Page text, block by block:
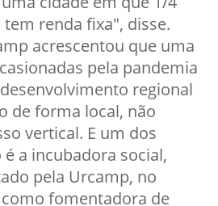
renda fixa", disse.
acrescentou que uma
pela pandemia
regional
de forma local, não
vertical. E um dos
a incubadora social,
pela Urcamp, no
fomentadora de